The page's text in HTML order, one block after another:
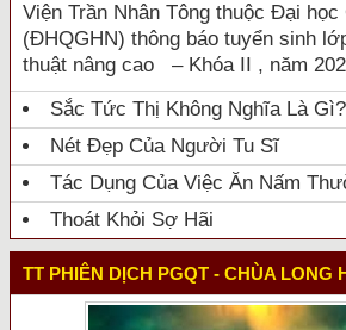
Viện Trần Nhân Tông thuộc Đại học
(ĐHQGHN) thông báo tuyển sinh
thuật nâng cao – Khóa II , năm
Sắc Tức Thị Không Nghĩa Là Gì?
Nét Đẹp Của Người Tu Sĩ
Tác Dụng Của Việc Ăn Nấm
Thoát Khỏi Sợ Hãi
TT PHIÊN DỊCH PGQT - CHÙA LONG